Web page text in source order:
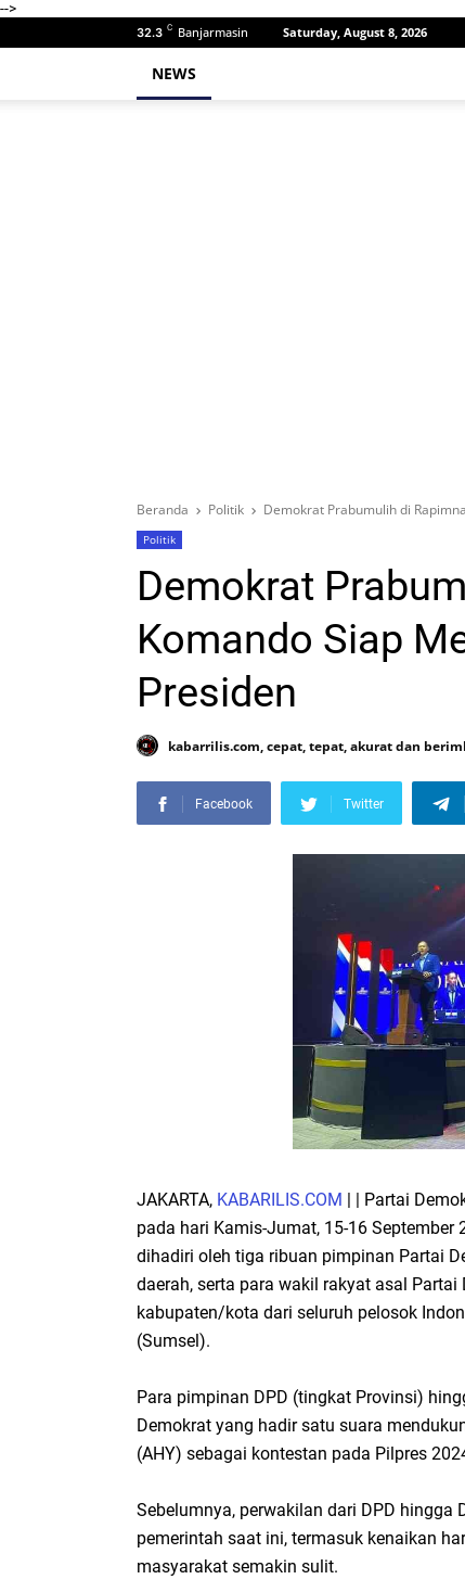
-->
32.3 C Banjarmasin Saturday, August 8, 2026
NEWS
Beranda Politik Demokrat Prabumulih di
Politik
Demokrat
Komando Siap
Presiden
kabarrilis.com, cepat, tepat, akurat dan
Facebook Twitter
JAKARTA, KABARILIS.COM | | Partai
pada hari Kamis-Jumat, 15-16 September
dihadiri oleh tiga ribuan pimpinan Partai
daerah, serta para wakil rakyat asal
kabupaten/kota dari seluruh pelosok
(Sumsel).
Para pimpinan DPD (tingkat Provinsi)
Demokrat yang hadir satu suara
(AHY) sebagai kontestan pada Pilpres
Sebelumnya, perwakilan dari DPD hingga
pemerintah saat ini, termasuk kenaikan
masyarakat semakin sulit.